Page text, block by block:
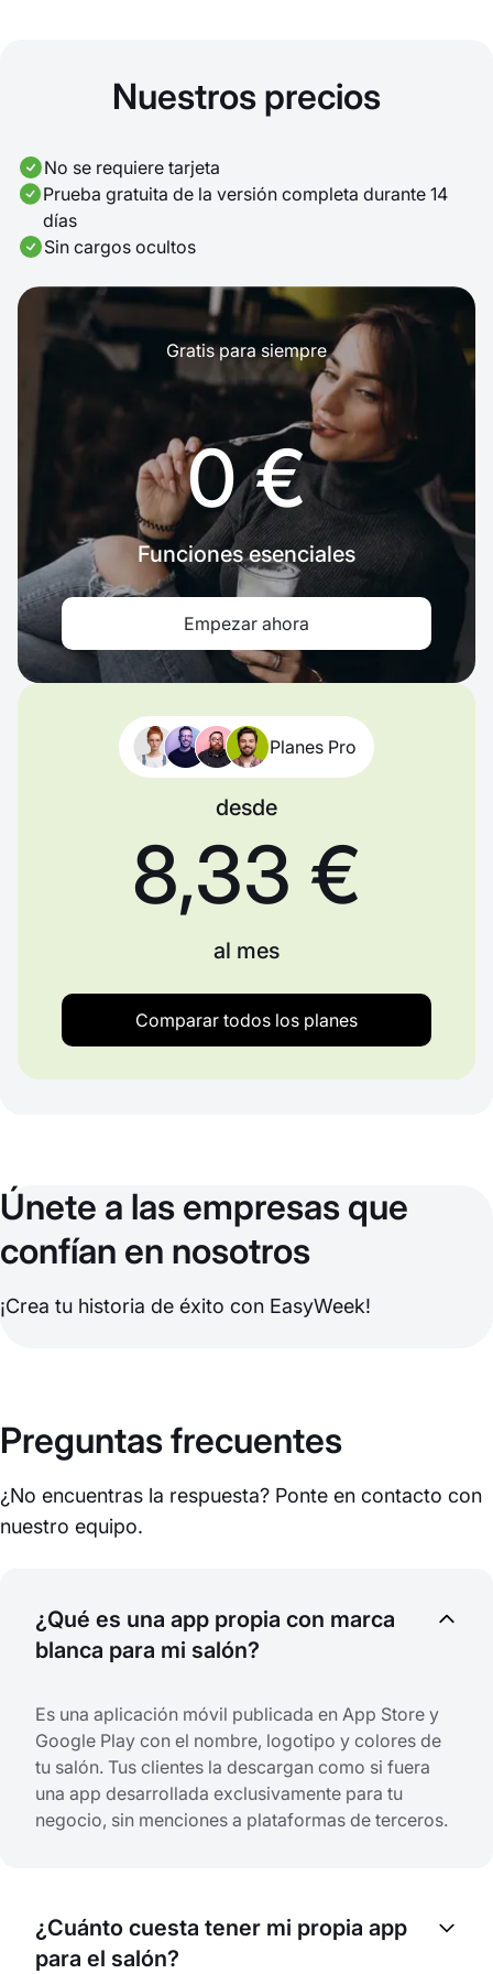
Nuestros precios
No se requiere tarjeta
Prueba gratuita de la versión completa durante 14
días
Sin cargos ocultos
Gratis para siempre
0 €
Funciones esenciales
Empezar ahora
Planes Pro
desde
8,33 €
al mes
Comparar todos los planes
Únete a las empresas que
confían en nosotros
¡Crea tu historia de éxito con EasyWeek!
Preguntas frecuentes
¿No encuentras la respuesta? Ponte en contacto con
nuestro equipo.
¿Qué es una app propia con marca
blanca para mi salón?
Es una aplicación móvil publicada en App Store y
Google Play con el nombre, logotipo y colores de
tu salón. Tus clientes la descargan como si fuera
una app desarrollada exclusivamente para tu
negocio, sin menciones a plataformas de terceros.
¿Cuánto cuesta tener mi propia app
para el salón?